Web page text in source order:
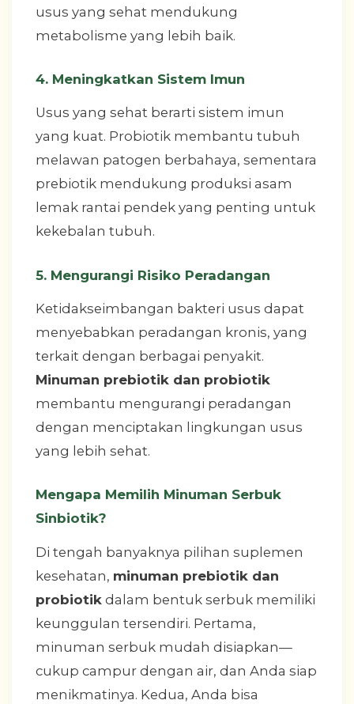
usus yang sehat mendukung
metabolisme yang lebih baik.
4. Meningkatkan Sistem Imun
Usus yang sehat berarti sistem imun
yang kuat. Probiotik membantu tubuh
melawan patogen berbahaya, sementara
prebiotik mendukung produksi asam
lemak rantai pendek yang penting untuk
kekebalan tubuh.
5. Mengurangi Risiko Peradangan
Ketidakseimbangan bakteri usus dapat
menyebabkan peradangan kronis, yang
terkait dengan berbagai penyakit.
Minuman prebiotik dan probiotik
membantu mengurangi peradangan
dengan menciptakan lingkungan usus
yang lebih sehat.
Mengapa Memilih Minuman Serbuk
Sinbiotik?
Di tengah banyaknya pilihan suplemen
kesehatan, minuman prebiotik dan
probiotik dalam bentuk serbuk memiliki
keunggulan tersendiri. Pertama,
minuman serbuk mudah disiapkan—
cukup campur dengan air, dan Anda siap
menikmatinya. Kedua, Anda bisa